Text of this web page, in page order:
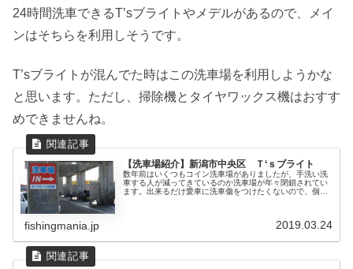
24時間洗車できるT’sブライトやメデルがあるので、メイ
ンはそちらを利用しそうです。
T’sブライトが混んでた時はこの洗車場を利用しようかな
と思います。ただし、掃除機とタイヤワックス機はおすす
めできませんね。
【洗車場紹介】新潟市中央区 Ｔ‘ｓブライト
数年前はいくつもコイン洗車場がありましたが、手洗い洗
車する人が減ってきているのか洗車場が年々閉鎖されてい
ます。出来るだけ愛車に洗車傷をつけたくないので、個人
fishingmania.jp 2019.03.24